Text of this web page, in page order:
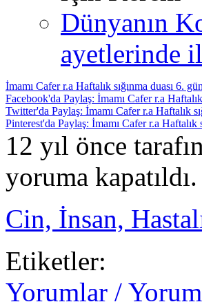
Dünyanın
ayetlerinde
İmamı Cafer r.a Haftalık sığınma duası 6. gün
Facebook'da Paylaş: İmamı Cafer r.a Haftalık
Twitter'da Paylaş: İmamı Cafer r.a Haftalık
Pinterest'da Paylaş: İmamı Cafer r.a Haftalık
12 yıl önce
yoruma kapatıldı.
Cin, İnsan,
Etiketler:
Yorumlar /